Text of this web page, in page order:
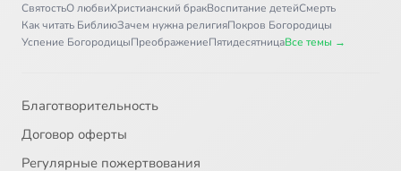
СвятостьО любвиХристианский бракВоспитание детейСмерть
Как читать БиблиюЗачем нужна религияПокров Богородицы
Успение БогородицыПреображениеПятидесятницаВсе темы →
Благотворительность
Договор оферты
Регулярные пожертвования